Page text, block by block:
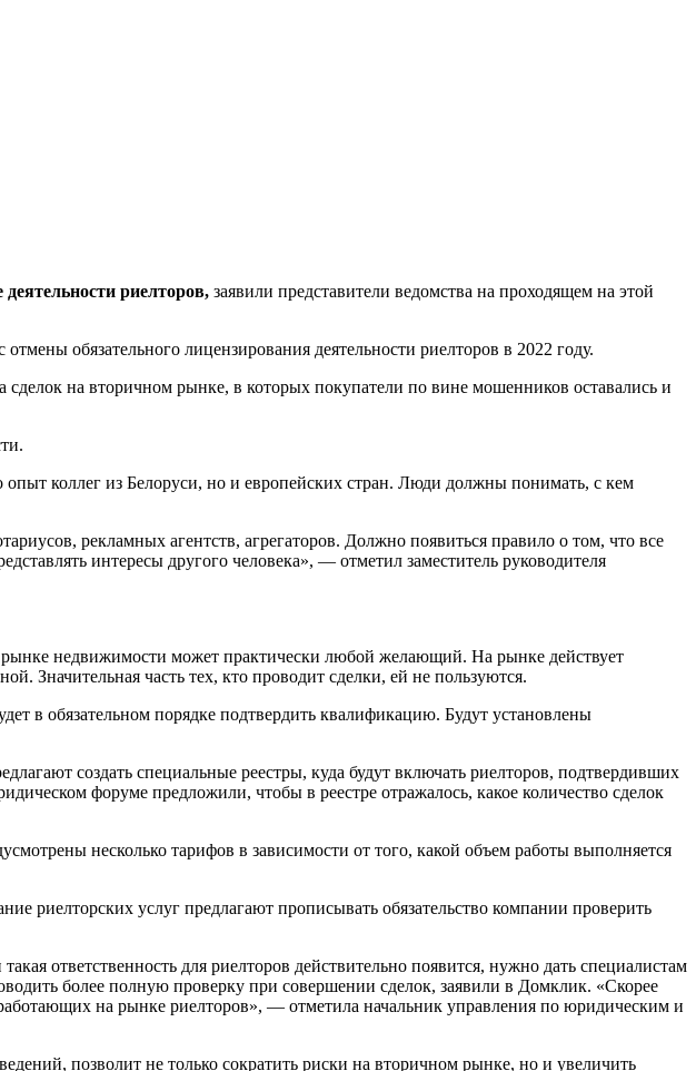
деятельности риелторов, заявили представители ведомства на проходящем на этой
обязательного лицензирования деятельности риелторов в 2022 году.
сделок на вторичном рынке, в которых покупатели по вине мошенников оставались и
опыт коллег из Белоруси, но и европейских стран. Люди должны понимать, с кем
рекламных агентств, агрегаторов. Должно появиться правило о том, что все
интересы другого человека», — отметил заместитель руководителя
рынке недвижимости может практически любой желающий. На рынке действует
Значительная часть тех, кто проводит сделки, ей не пользуются.
в обязательном порядке подтвердить квалификацию. Будут установлены
создать специальные реестры, куда будут включать риелторов, подтвердивших
форуме предложили, чтобы в реестре отражалось, какое количество сделок
несколько тарифов в зависимости от того, какой объем работы выполняется
риелторских услуг предлагают прописывать обязательство компании проверить
ответственность для риелторов действительно появится, нужно дать специалистам
более полную проверку при совершении сделок, заявили в Домклик. «Скорее
на рынке риелторов», — отметила начальник управления по юридическим и
позволит не только сократить риски на вторичном рынке, но и увеличить